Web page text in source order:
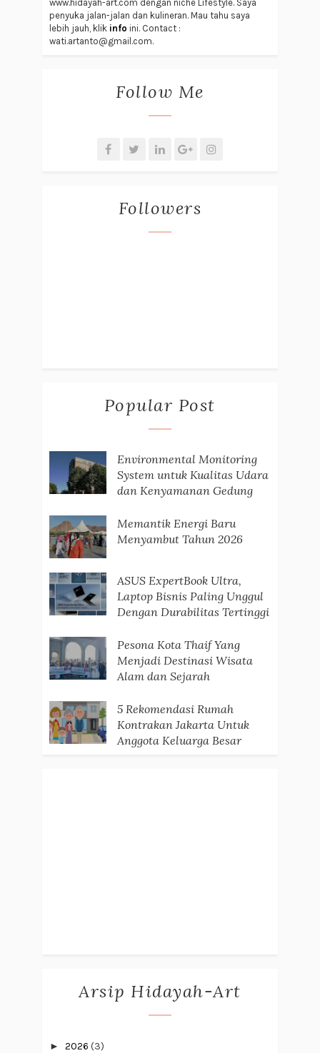
www.hidayah-art.com dengan niche Lifestyle. Saya
penyuka jalan-jalan dan kulineran. Mau tahu saya
lebih jauh, klik info ini. Contact :
wati.artanto@gmail.com.
Follow Me
Followers
Popular Post
Environmental Monitoring
System untuk Kualitas Udara
dan Kenyamanan Gedung
Memantik Energi Baru
Menyambut Tahun 2026
ASUS ExpertBook Ultra,
Laptop Bisnis Paling Unggul
Dengan Durabilitas Tertinggi
Pesona Kota Thaif Yang
Menjadi Destinasi Wisata
Alam dan Sejarah
5 Rekomendasi Rumah
Kontrakan Jakarta Untuk
Anggota Keluarga Besar
Arsip Hidayah-Art
► 2026 (3)